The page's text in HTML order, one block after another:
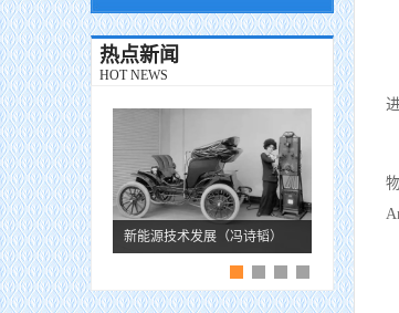
热点新闻
HOT NEWS
新能源技术发展（冯诗韬）